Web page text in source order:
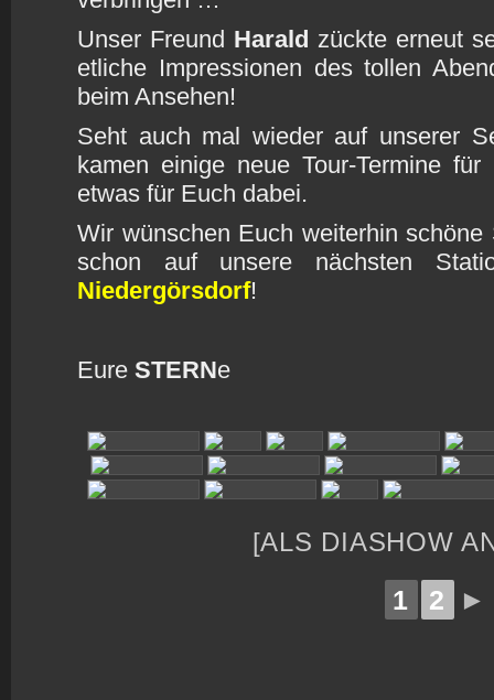
Unser Freund Harald zückte erneut
etliche Impressionen des tollen
beim Ansehen!
Seht auch mal wieder auf unserer
kamen einige neue Tour-Termine für
etwas für Euch dabei.
Wir wünschen Euch weiterhin
schon auf unsere nächsten
Niedergörsdorf!
Eure STERNe
[ALS DIASHOW
1 2 ►